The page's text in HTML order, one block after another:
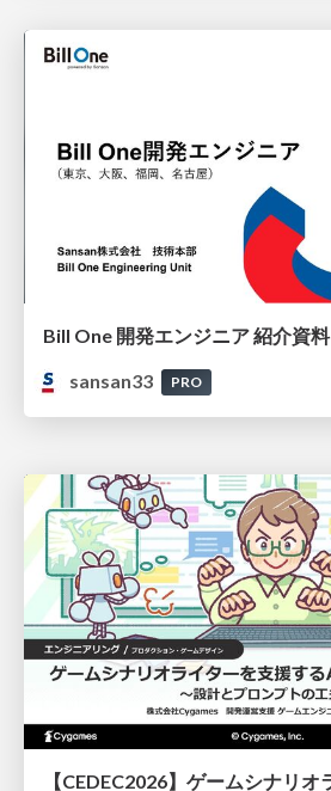
Bill One 開発エンジニア 紹介資料
sansan33
PRO